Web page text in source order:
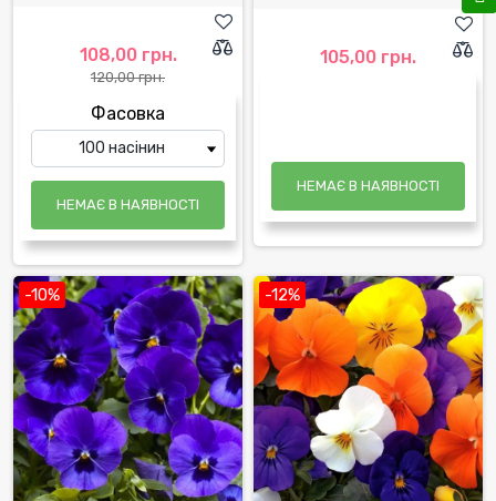
108,00 грн.
120,00 грн.
Фасовка
НЕМАЄ В НАЯВНОСТІ
105,00 грн.
НЕМАЄ В НАЯВНОСТІ
-10% -12%